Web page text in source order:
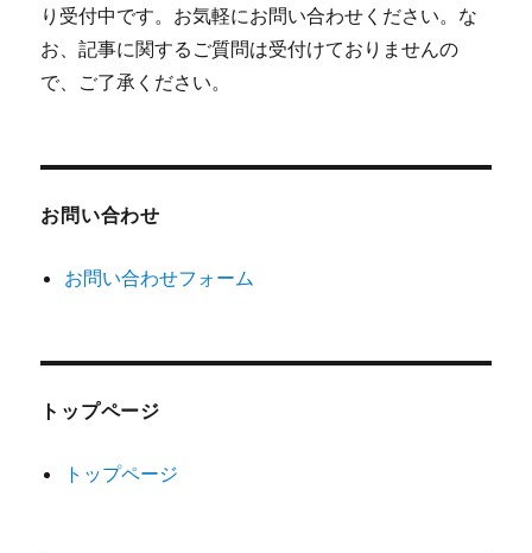
り受付中です。お気軽にお問い合わせください。な
お、記事に関するご質問は受付けておりませんの
で、ご了承ください。
お問い合わせ
お問い合わせフォーム
トップページ
トップページ